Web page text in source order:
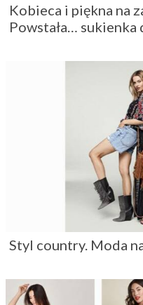
Kobieca i piękna na
Powstała… sukienka
Styl country. Moda